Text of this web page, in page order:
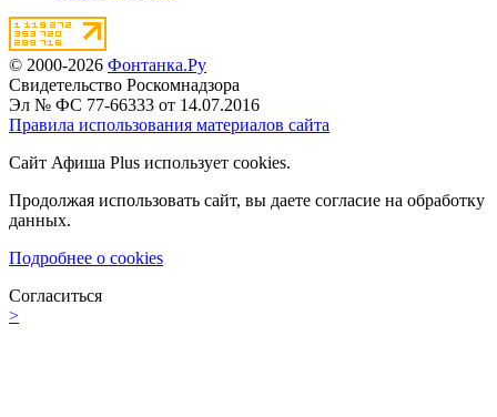
© 2000-2026 Фонтанка.Ру
Свидетельство Роскомнадзора
Эл № ФС 77-66333 от 14.07.2016
Правила использования материалов сайта
Сайт Афиша Plus использует cookies.
Продолжая использовать сайт, вы даете согласие на обработку
данных.
Подробнее о cookies
Согласиться
>